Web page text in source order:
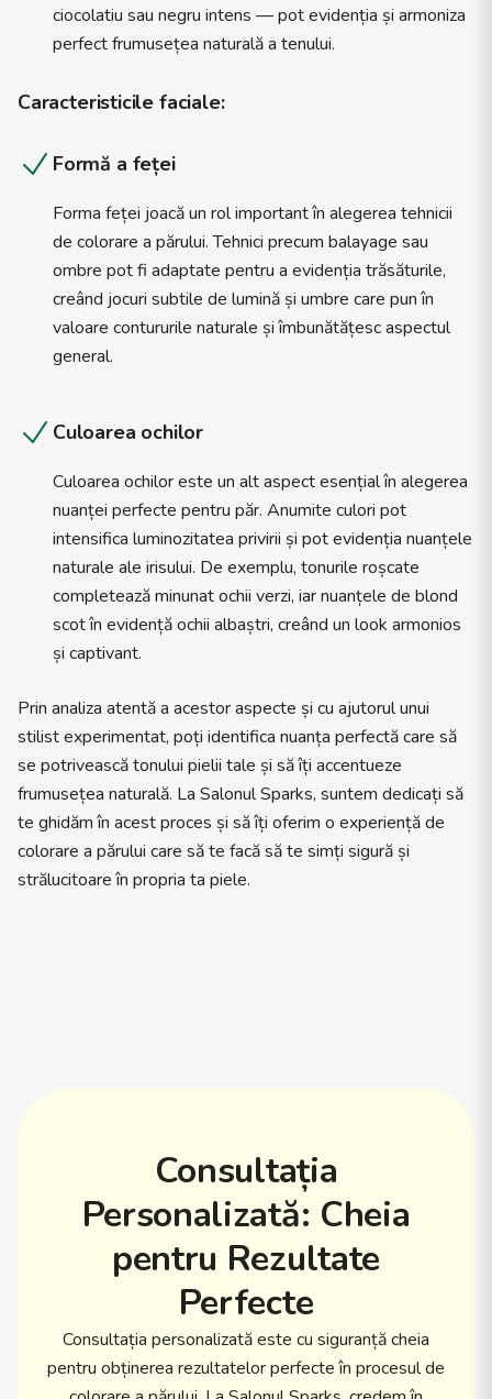
ciocolatiu sau negru intens — pot evidenția și armoniza
perfect frumusețea naturală a tenului.
Caracteristicile faciale:
Formă a feței
Forma feței joacă un rol important în alegerea tehnicii
de colorare a părului. Tehnici precum balayage sau
ombre pot fi adaptate pentru a evidenția trăsăturile,
creând jocuri subtile de lumină și umbre care pun în
valoare contururile naturale și îmbunătățesc aspectul
general.
Culoarea ochilor
Culoarea ochilor este un alt aspect esențial în alegerea
nuanței perfecte pentru păr. Anumite culori pot
intensifica luminozitatea privirii și pot evidenția nuanțele
naturale ale irisului. De exemplu, tonurile roșcate
completează minunat ochii verzi, iar nuanțele de blond
scot în evidență ochii albaștri, creând un look armonios
și captivant.
Prin analiza atentă a acestor aspecte și cu ajutorul unui
stilist experimentat, poți identifica nuanța perfectă care să
se potrivească tonului pielii tale și să îți accentueze
frumusețea naturală. La Salonul Sparks, suntem dedicați să
te ghidăm în acest proces și să îți oferim o experiență de
colorare a părului care să te facă să te simți sigură și
strălucitoare în propria ta piele.
Consultația
Personalizată: Cheia
pentru Rezultate
Perfecte
Consultația personalizată este cu siguranță cheia
pentru obținerea rezultatelor perfecte în procesul de